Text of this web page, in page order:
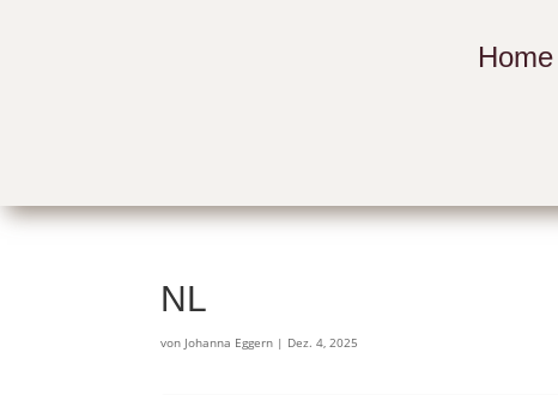
Home
NL
von Johanna Eggern | Dez. 4, 2025